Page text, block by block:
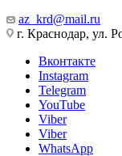
az_krd@mail.ru
г. Краснодар, ул.
Вконтакте
Instagram
Telegram
YouTube
Viber
Viber
WhatsApp